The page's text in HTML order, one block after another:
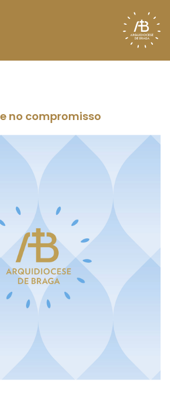
no compromisso